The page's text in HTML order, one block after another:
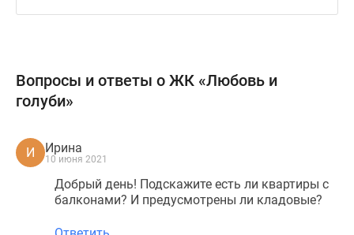
Вопросы и ответы о ЖК «Любовь и
голуби»
И Ирина
10 июня 2021
Добрый день! Подскажите есть ли квартиры с
балконами? И предусмотрены ли кладовые?